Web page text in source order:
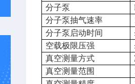
分子泵
分子泵抽气速率
分子泵启动时间
空载极限压强
真空测量方式
真空测量范围